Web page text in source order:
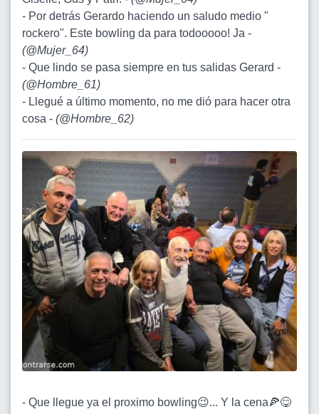
- Por detrás Gerardo haciendo un saludo medio "
rockero". Este bowling da para todooooo! Ja -
(@Mujer_64)
- Que lindo se pasa siempre en tus salidas Gerard -
(@Hombre_61)
- Llegué a último momento, no me dió para hacer otra
cosa - (@Hombre_62)
- Que llegue ya el proximo bowling😉... Y la cena🍕😋